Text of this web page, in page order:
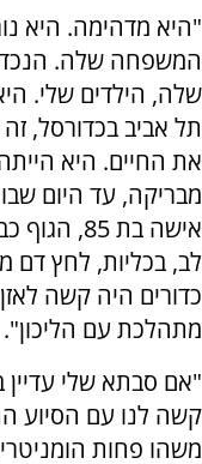
"היא מדהימה. היא
המשפחה שלה.
שלה, הילדים שלי.
תל אביב בכדורסל,
את החיים. היא
מבריקה, עד היום
אישה בת
לב, בכליות, לחץ דם
כדורים היה קשה
מתהלכת עם הליכון".
"אם סבתא שלי עדיין
קשה לנו עם הסיוע